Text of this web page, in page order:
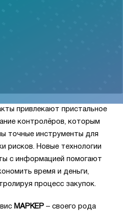
привлекают пристальное
контролёров, которым
точные инструменты для
рисков. Новые технологии
с информацией помогают
время и деньги,
процесс закупок.
МАРКЕР – своего рода